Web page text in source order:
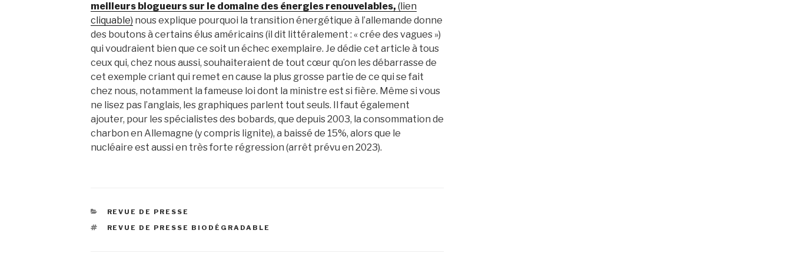
meilleurs blogueurs sur le domaine des énergies renouvelables, (lien
cliquable) nous explique pourquoi la transition énergétique à l’allemande donne
des boutons à certains élus américains (il dit littéralement : « crée des vagues »)
qui voudraient bien que ce soit un échec exemplaire. Je dédie cet article à tous
ceux qui, chez nous aussi, souhaiteraient de tout cœur qu’on les débarrasse de
cet exemple criant qui remet en cause la plus grosse partie de ce qui se fait
chez nous, notamment la fameuse loi dont la ministre est si fière. Même si vous
ne lisez pas l’anglais, les graphiques parlent tout seuls. Il faut également
ajouter, pour les spécialistes des bobards, que depuis 2003, la consommation de
charbon en Allemagne (y compris lignite), a baissé de 15%, alors que le
nucléaire est aussi en très forte régression (arrêt prévu en 2023).
CATÉGORIES
REVUE DE PRESSE
ÉTIQUETTES
REVUE DE PRESSE BIODÉGRADABLE